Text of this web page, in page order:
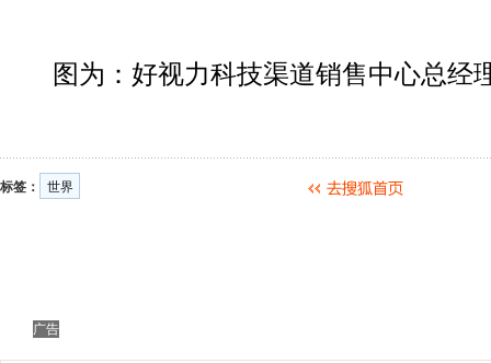
图为：好视力科技渠道销售中心总经
标签： 世界
广告